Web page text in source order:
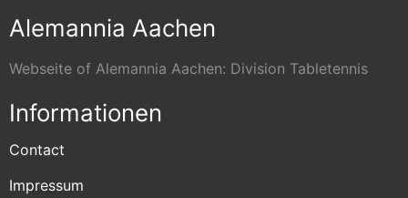
Alemannia Aachen
Webseite of Alemannia Aachen: Division Tabletennis
Informationen
Contact
Impressum